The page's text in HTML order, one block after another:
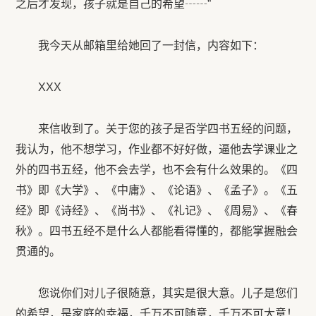
之后才发现，孩子就是自己的希望┄┄”
我今天从邮箱里给她回了一封信，内容如下：
XXX
来信收到了。关于您的孩子是否学四书五经的问题，
我认为，他不想学习，作业都不好好做，逼他去学课业之
外的四书五经，他不会去学，也不会有什么效果的。《四
书》即《大学》、《中庸》、《论语》、《孟子》。《五
经》即《诗经》、《尚书》、《礼记》、《周易》、《春
秋》。四书五经不是什么人都能看得懂的，都能掌握融会
贯通的。
您说你们对儿子很随意，其实是很大意。儿子是您们
的希望，是家庭的幸福，千万不可随意，千万不可大意！